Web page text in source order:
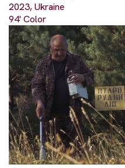
2023, Ukraine
94' Color